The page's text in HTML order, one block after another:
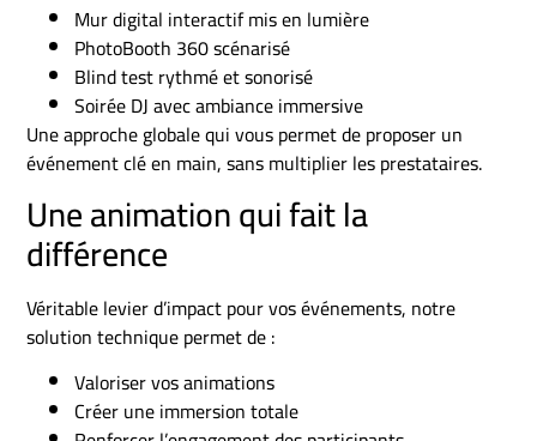
Mur digital interactif mis en lumière
PhotoBooth 360 scénarisé
Blind test rythmé et sonorisé
Soirée DJ avec ambiance immersive
Une approche globale qui vous permet de proposer un
événement clé en main, sans multiplier les prestataires.
Une animation qui fait la
différence
Véritable levier d’impact pour vos événements, notre
solution technique permet de :
Valoriser vos animations
Créer une immersion totale